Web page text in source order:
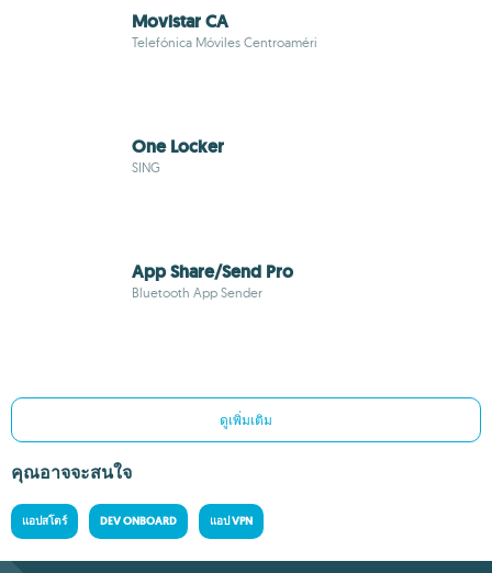
Movistar CA
Telefónica Móviles Centroaméri
One Locker
SING
App Share/Send Pro
Bluetooth App Sender
ดูเพิ่มเติม
คุณอาจจะสนใจ
แอปสโตร์ DEV ONBOARD แอป VPN